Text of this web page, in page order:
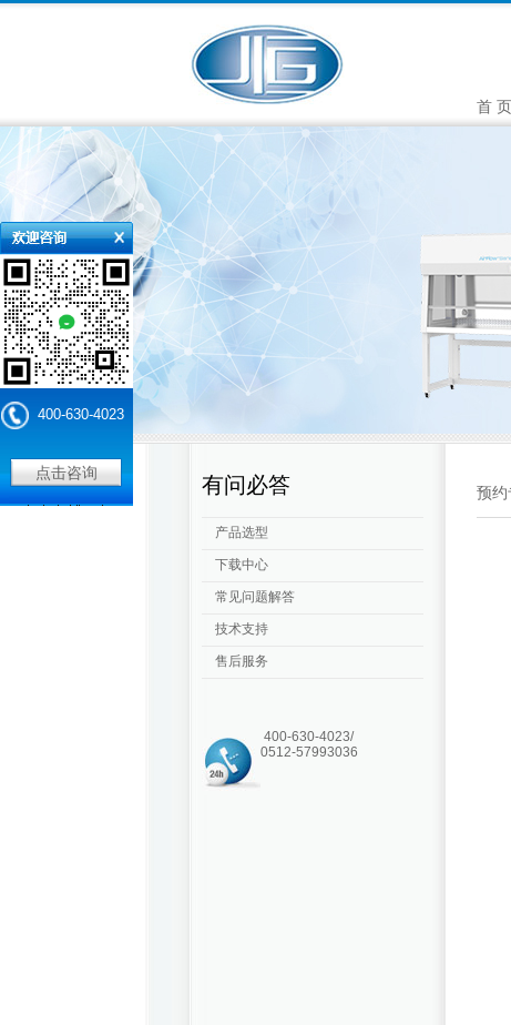
首 页
有问必答
产品选型
下载中心
常见问题解答
技术支持
售后服务
400-630-4023/
0512-57993036
预约
400-630-4023
点击咨询